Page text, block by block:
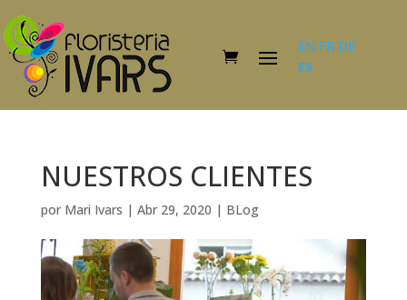
EN FR DE
ES
NUESTROS CLIENTES
por Mari Ivars | Abr 29, 2020 | BLog